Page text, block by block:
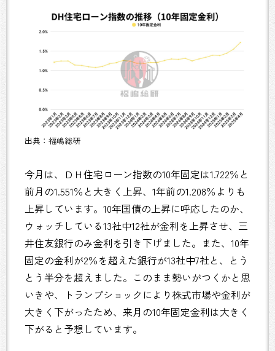
出典：福嶋総研
今月は、ＤＨ住宅ローン指数の10年固定は1.722％と
前月の1.551％と大きく上昇、1年前の1.208％よりも
上昇しています。10年国債の上昇に呼応したのか、
ウォッチしている13社中12社が金利を上昇させ、三
井住友銀行のみ金利を引き下げました。また、10年
固定の金利が2％を超えた銀行が13社中7社と、とう
とう半分を超えました。このまま勢いがつくかと思
いきや、トランプショックにより株式市場や金利が
大きく下がったため、来月の10年固定金利は大きく
下がると予想しています。